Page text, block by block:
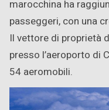
marocchina ha
passeggeri, con una
Il vettore di proprietà
presso l’aeroporto di
54 aeromobili.